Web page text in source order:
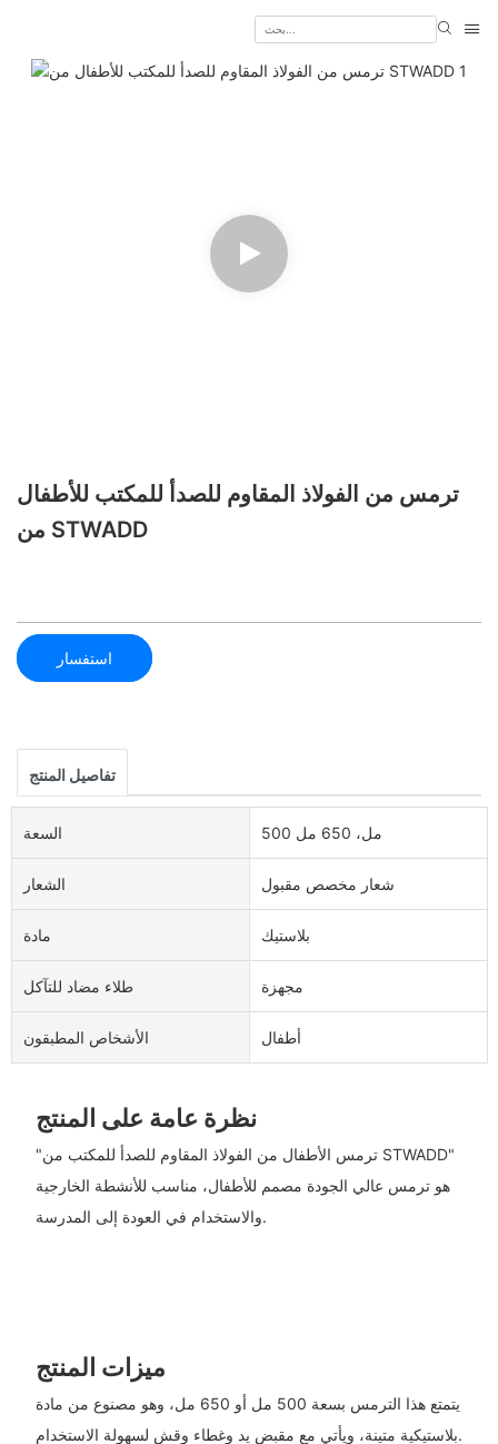
ترمس من الفولاذ المقاوم للصدأ للمكتب للأطفال
من STWADD
استفسار
تفاصيل المنتج
السعة 500 مل، 650 مل
الشعار شعار مخصص مقبول
مادة بلاستيك
طلاء مضاد للتآكل مجهزة
الأشخاص المطبقون أطفال
نظرة عامة على المنتج
"ترمس الأطفال من الفولاذ المقاوم للصدأ للمكتب من STWADD"
هو ترمس عالي الجودة مصمم للأطفال، مناسب للأنشطة الخارجية
والاستخدام في العودة إلى المدرسة.
ميزات المنتج
يتمتع هذا الترمس بسعة 500 مل أو 650 مل، وهو مصنوع من مادة
بلاستيكية متينة، ويأتي مع مقبض يد وغطاء وقش لسهولة الاستخدام.